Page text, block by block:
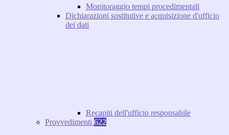
Monitoraggio tempi procedimentali
Dichiarazioni sostitutive e acquisizione d'ufficio
dei dati
Recapiti dell'ufficio responsabile
Provvedimenti 622